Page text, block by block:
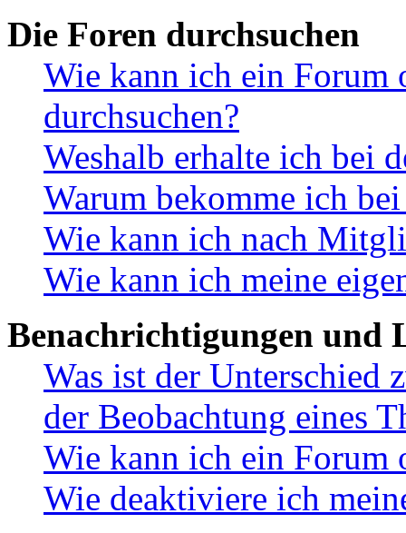
Die Foren durchsuchen
Wie kann ich ein Forum
durchsuchen?
Weshalb erhalte ich bei
Warum bekomme ich
Wie kann ich nach
Wie kann ich meine
Benachrichtigungen und
Was ist der Unterschied
der Beobachtung eines
Wie kann ich ein Forum
Wie deaktiviere ich